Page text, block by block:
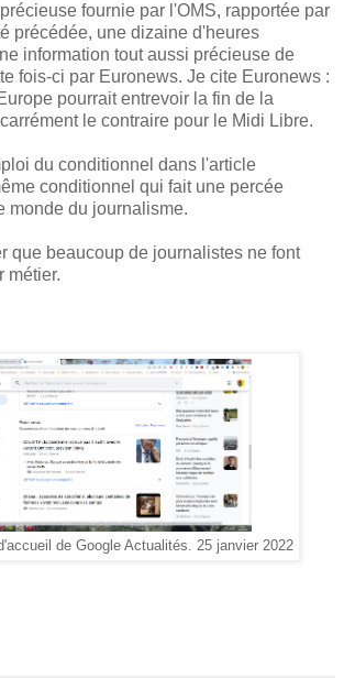
fournie par l'OMS, rapportée par
précédée, une dizaine d'heures
information tout aussi précieuse de
fois-ci par Euronews. Je cite Euronews :
pourrait entrevoir la fin de la
le contraire pour le Midi Libre.
du conditionnel dans l'article
conditionnel qui fait une percée
monde du journalisme.
que beaucoup de journalistes ne font
métier.
de Google Actualités. 25 janvier 2022